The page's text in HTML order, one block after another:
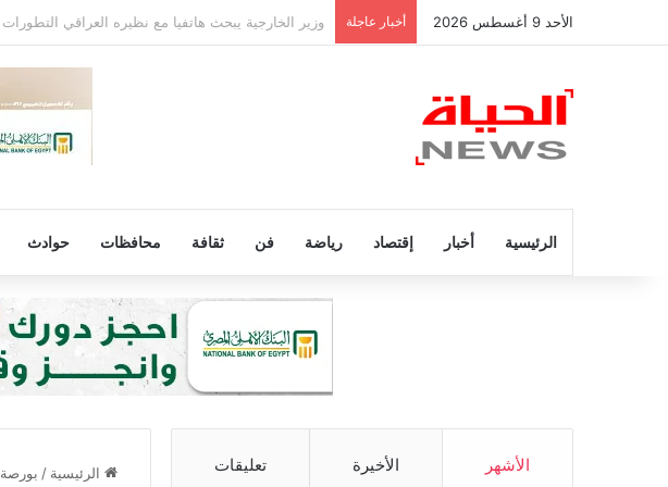
الأحد 9 أغسطس 2026 أخبار عاجلة عاجل.. وفاة والد ليونيل ميسي عن عمر 68 عامًا في الأرجنتين
الرئيسية أخبار إقتصاد رياضة فن ثقافة محافظات حوادث
الرئيسية / بورصة الأشهر الأخيرة تعليقات